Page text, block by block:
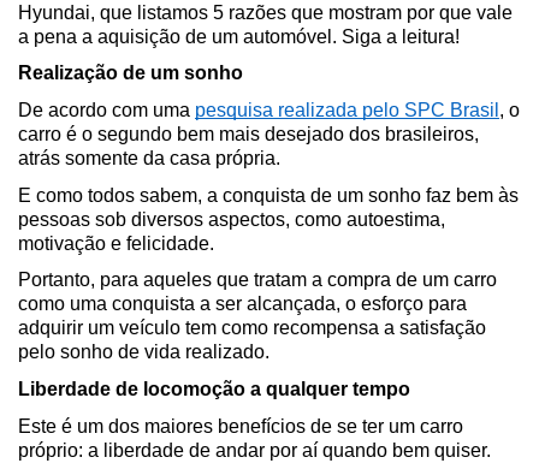
Hyundai, que listamos 5 razões que mostram por que vale
a pena a aquisição de um automóvel. Siga a leitura!
Realização de um sonho
De acordo com uma pesquisa realizada pelo SPC Brasil , o
carro é o segundo bem mais desejado dos brasileiros,
atrás somente da casa própria.
E como todos sabem, a conquista de um sonho faz bem às
pessoas sob diversos aspectos, como autoestima,
motivação e felicidade.
Portanto, para aqueles que tratam a compra de um carro
como uma conquista a ser alcançada, o esforço para
adquirir um veículo tem como recompensa a satisfação
pelo sonho de vida realizado.
Liberdade de locomoção a qualquer tempo
Este é um dos maiores benefícios de se ter um carro
próprio: a liberdade de andar por aí quando bem quiser.